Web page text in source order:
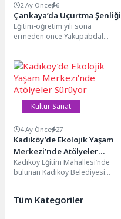
2 Ay Önce 6
Çankaya’da Uçurtma Şenliği
Eğitim-öğretim yılı sona
ermeden önce Yakupabdal
Parkı’nda düzenlenen Uçurtma...
Kültür Sanat
4 Ay Önce 27
Kadıköy’de Ekolojik Yaşam
Merkezi’nde Atölyeler
Sürüyor
Kadıköy Eğitim Mahallesi’nde
bulunan Kadıköy Belediyesi
renkli...
Tüm Kategoriler